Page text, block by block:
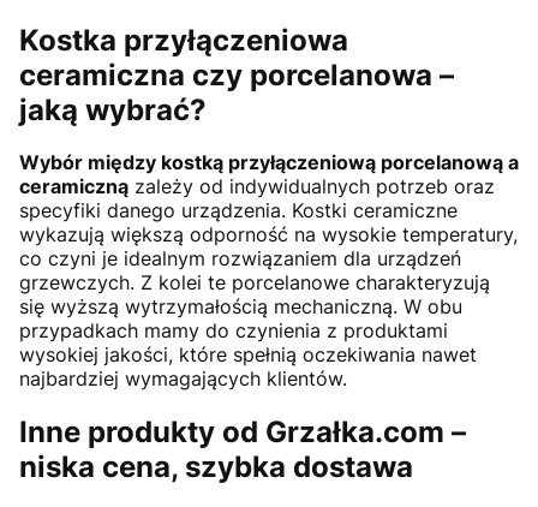
Kostka przyłączeniowa
ceramiczna czy porcelanowa –
jaką wybrać?
Wybór między kostką przyłączeniową porcelanową a
ceramiczną zależy od indywidualnych potrzeb oraz
specyfiki danego urządzenia. Kostki ceramiczne
wykazują większą odporność na wysokie temperatury,
co czyni je idealnym rozwiązaniem dla urządzeń
grzewczych. Z kolei te porcelanowe charakteryzują
się wyższą wytrzymałością mechaniczną. W obu
przypadkach mamy do czynienia z produktami
wysokiej jakości, które spełnią oczekiwania nawet
najbardziej wymagających klientów.
Inne produkty od Grzałka.com –
niska cena, szybka dostawa